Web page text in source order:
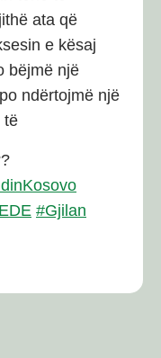
ata që
e kësaj
bëjmë një
ndërtojmë një
të
#Gjilan